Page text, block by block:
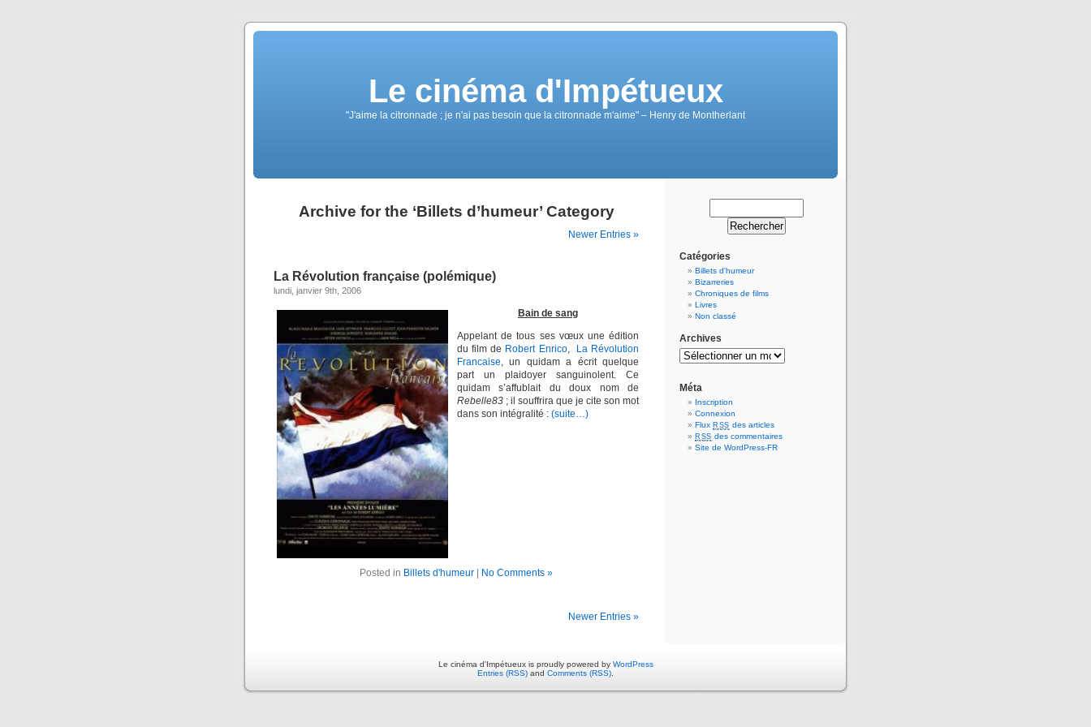
Le cinéma d'Impétueux
"J'aime la citronnade ; je n'ai pas besoin que la citronnade m'aime" – Henry de Montherlant
Archive for the ‘Billets d’humeur’ Category
Newer Entries »
La Révolution française (polémique)
lundi, janvier 9th, 2006
Bain de sang
Appelant de tous ses vœux une édition
du film de Robert Enrico,
La Révolution
Francaise, un quidam a écrit quelque
part un plaidoyer sanguinolent. Ce
quidam s’affublait du doux nom de
Rebelle83 ; il souffrira que je cite son mot
dans son intégralité : (suite…)
Posted in Billets d'humeur No Comments »
Newer Entries »
Catégories
Billets d'humeur
Bizarreries
Chroniques de films
Livres
Non classé
Archives
Méta
Inscription
Connexion
Flux RSS des articles
RSS des commentaires
Site de WordPress-FR
Le cinéma d'Impétueux is proudly powered by WordPress
Entries (RSS) and Comments (RSS)